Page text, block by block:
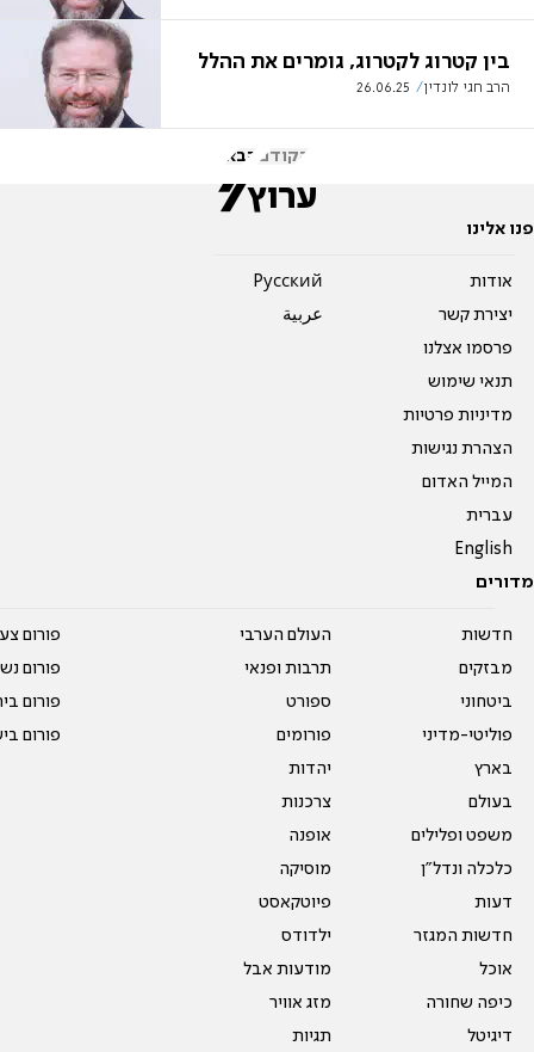
בין קטרוג לקטרוג, גומרים את ההלל
הרב חגי לונדין 26.06.25
הקודם הבא
פנו אלינו
אודות
יצירת קשר
פרסמו אצלנו
תנאי שימוש
מדיניות פרטיות
הצהרת נגישות
המייל האדום
עברית
English
Pусский
عربية
מדורים
חדשות
מבזקים
ביטחוני
פוליטי-מדיני
בארץ
בעולם
משפט ופלילים
כלכלה ונדל"ן
דעות
חדשות המגזר
אוכל
כיפה שחורה
דיגיטל
העולם הערבי
תרבות ופנאי
ספורט
פורומים
יהדות
צרכנות
אופנה
מוסיקה
פיוטקאסט
ילדודס
מודעות אבל
מזג אוויר
תגיות
פורום
פורום
פורום
פורום